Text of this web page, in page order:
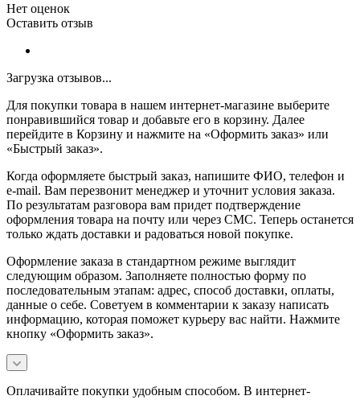
Нет оценок
Оставить отзыв
Загрузка отзывов...
Для покупки товара в нашем интернет-магазине выберите
понравившийся товар и добавьте его в корзину. Далее
перейдите в Корзину и нажмите на «Оформить заказ» или
«Быстрый заказ».
Когда оформляете быстрый заказ, напишите ФИО, телефон и
e-mail. Вам перезвонит менеджер и уточнит условия заказа.
По результатам разговора вам придет подтверждение
оформления товара на почту или через СМС. Теперь останется
только ждать доставки и радоваться новой покупке.
Оформление заказа в стандартном режиме выглядит
следующим образом. Заполняете полностью форму по
последовательным этапам: адрес, способ доставки, оплаты,
данные о себе. Советуем в комментарии к заказу написать
информацию, которая поможет курьеру вас найти. Нажмите
кнопку «Оформить заказ».
Оплачивайте покупки удобным способом. В интернет-